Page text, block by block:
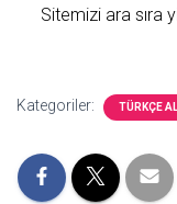
Sitemizi ara sıra
Kategoriler: TÜRKÇE